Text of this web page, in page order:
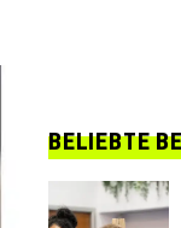
BELIEBTE